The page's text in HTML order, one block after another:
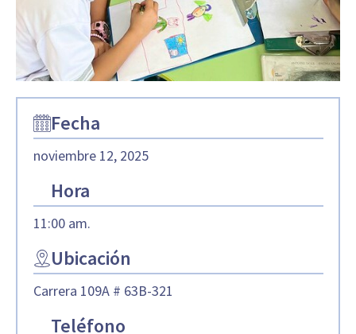
Fecha
noviembre 12, 2025
Hora
11:00 am.
Ubicación
Carrera 109A # 63B-321
Teléfono